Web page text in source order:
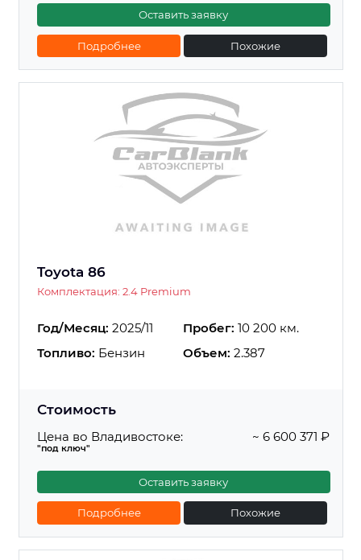
Оставить заявку
Подробнее Похожие
Toyota 86
Комплектация: 2.4 Premium
Год/Месяц: 2025/11 Пробег: 10 200 км.
Топливо: Бензин Объем: 2.387
Стоимость
Цена во Владивостоке:
"под ключ"
~ 6 600 371 ₽
Оставить заявку
Подробнее Похожие